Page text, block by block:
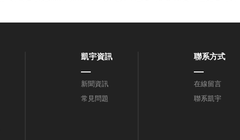
凱宇資訊
新聞資訊
常見問題
聯系方式
在線留言
聯系凱宇